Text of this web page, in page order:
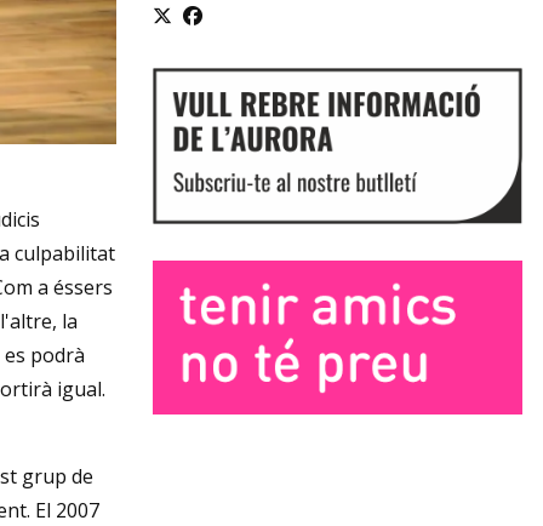
culpabilitat
a éssers
la
es podrà
igual.
grup de
El 2007